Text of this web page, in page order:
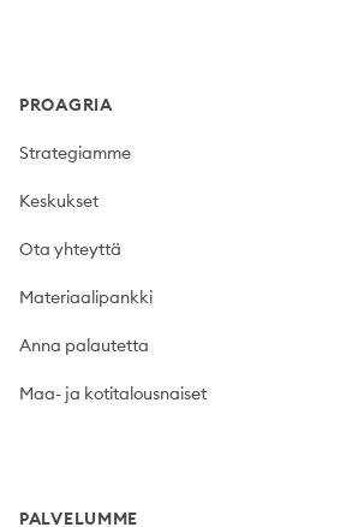
PROAGRIA
Strategiamme
Keskukset
Ota yhteyttä
Materiaalipankki
Anna palautetta
Maa- ja kotitalousnaiset
PALVELUMME